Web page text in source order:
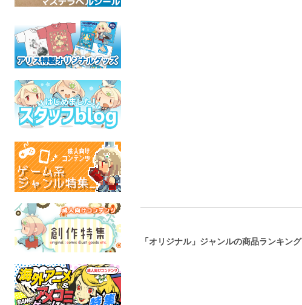
おじデリ
アキタク＊キカク
オリジナル
成人指定
「オリジナル」ジャンルの商品ランキング